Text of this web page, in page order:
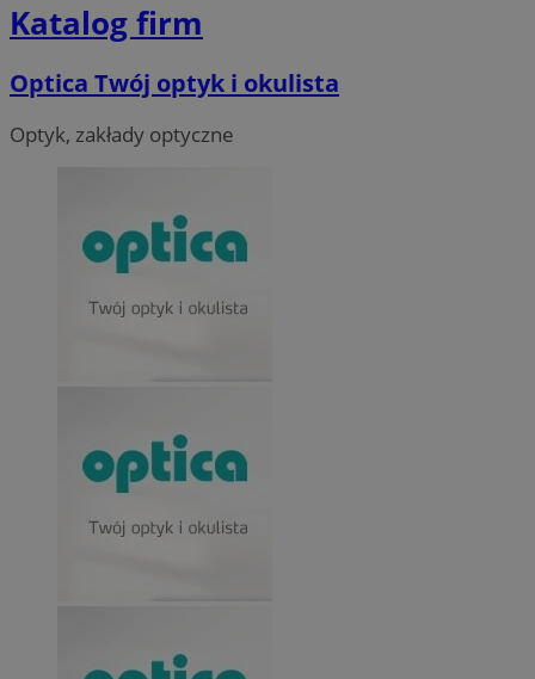
Katalog firm
Optica Twój optyk i okulista
Optyk, zakłady optyczne